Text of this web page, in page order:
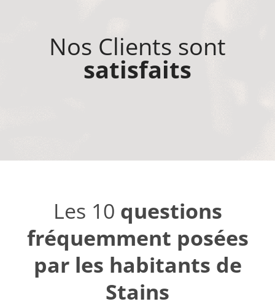
Nos Clients sont
satisfaits
Les 10 questions
fréquemment posées
par les habitants de
Stains